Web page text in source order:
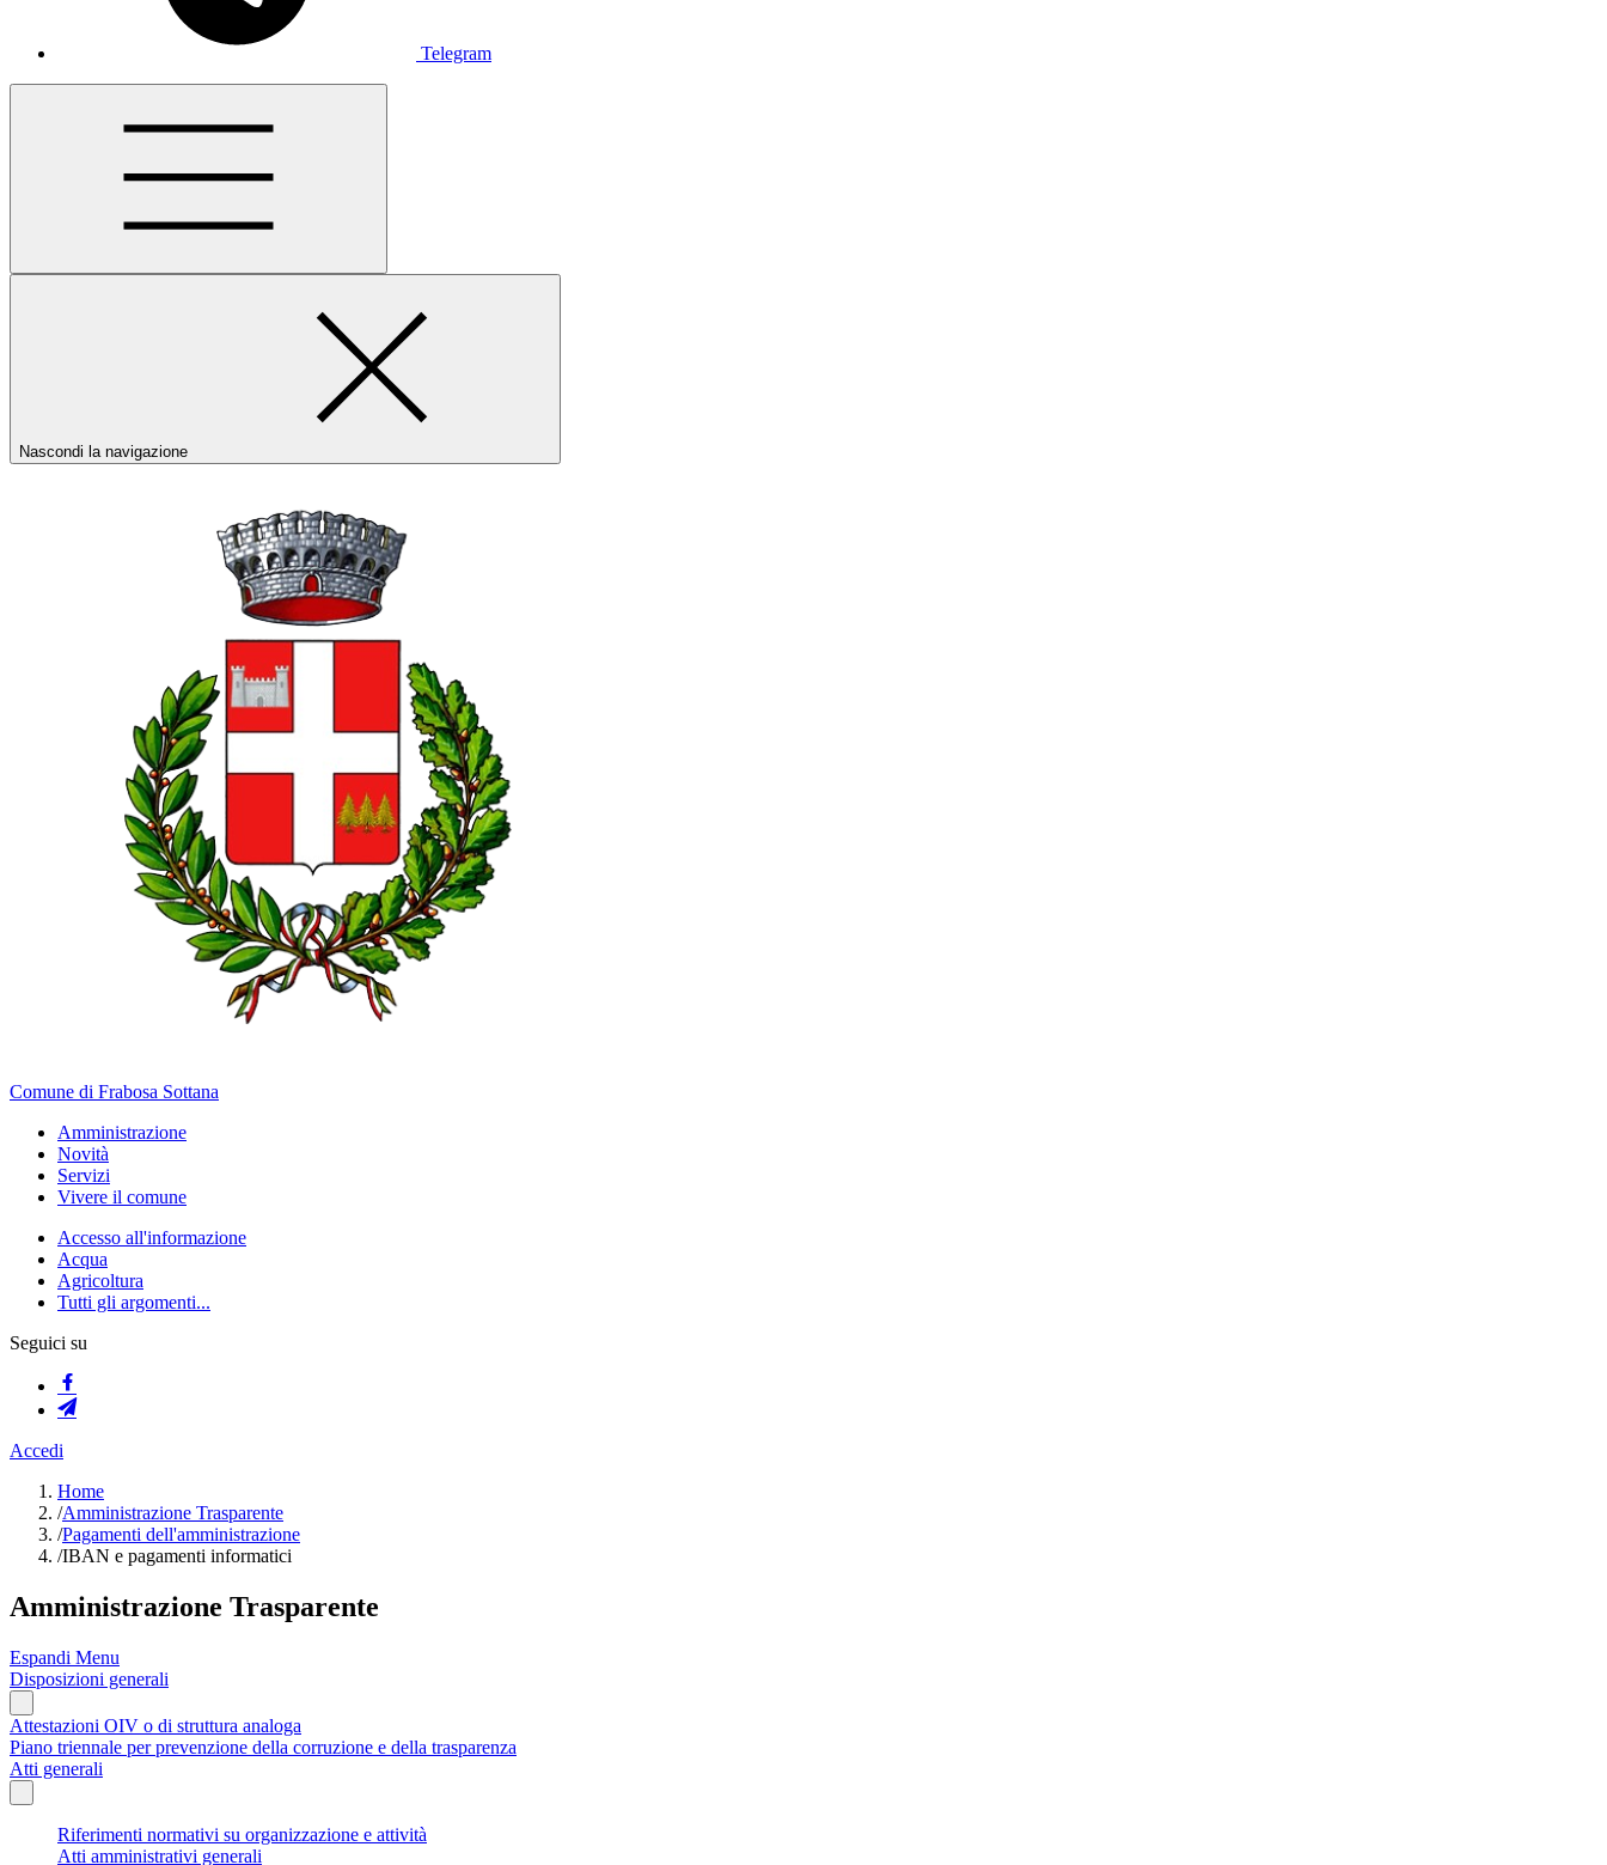
Telegram
Nascondi la navigazione
Comune di Frabosa Sottana
Amministrazione
Novità
Servizi
Vivere il comune
Accesso all'informazione
Acqua
Agricoltura
Tutti gli argomenti...
Seguici su
Accedi
Home
/Amministrazione Trasparente
/Pagamenti dell'amministrazione
/IBAN e pagamenti informatici
Amministrazione Trasparente
Espandi Menu
Disposizioni generali
Attestazioni OIV o di struttura analoga
Piano triennale per prevenzione della corruzione e della trasparenza
Atti generali
Riferimenti normativi su organizzazione e attività
Atti amministrativi generali